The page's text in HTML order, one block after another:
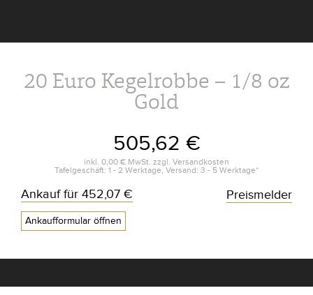
20 Euro Kegelrobbe – 1/8 oz
Gold
505,62 €
inkl. 0,00 € MwSt. zzgl. Versandkosten
Tafelgeschäft: 1 - 2 Werktage, Versand: 3 - 5 Werktage*
Ankauf für 452,07 €
Ankaufformular öffnen
Preismelder